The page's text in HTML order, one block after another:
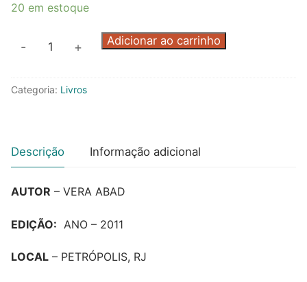
20 em estoque
PONTOS
- + Adicionar ao carrinho
Categoria: Livros
Descrição Informação adicional
AUTOR – VERA ABAD
EDIÇÃO: ANO – 2011
LOCAL – PETRÓPOLIS, RJ